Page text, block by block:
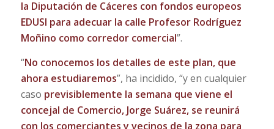
la Diputación de Cáceres con fondos europeos
EDUSI para adecuar la calle Profesor Rodríguez
Moñino como corredor comercial”.
“No conocemos los detalles de este plan, que
ahora estudiaremos”, ha incidido, “y en cualquier
caso previsiblemente la semana que viene el
concejal de Comercio, Jorge Suárez, se reunirá
con los comerciantes y vecinos de la zona para